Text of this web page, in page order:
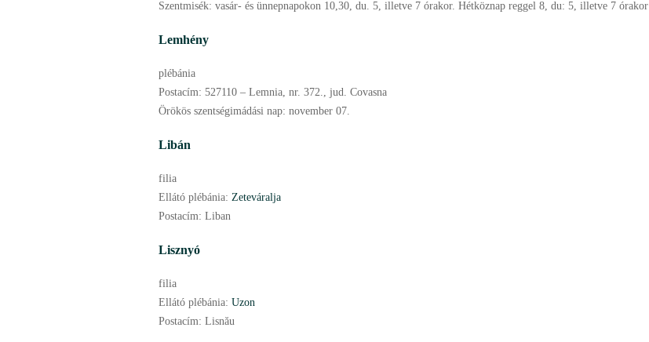
Szentmisék: vasár- és ünnepnapokon 10,30, du. 5, illetve 7 órakor. Hétköznap reggel 8, du: 5, illetve 7 órakor
Lemhény
plébánia
Postacím: 527110 – Lemnia, nr. 372., jud. Covasna
Örökös szentségimádási nap: november 07.
Libán
filia
Ellátó plébánia: Zeteváralja
Postacím: Liban
Lisznyó
filia
Ellátó plébánia: Uzon
Postacím: Lisnău